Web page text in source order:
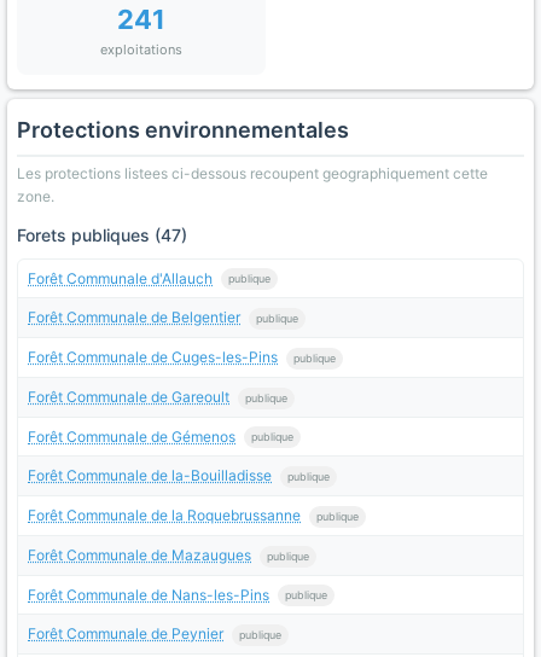
241
exploitations
Protections environnementales
Les protections listees ci-dessous recoupent geographiquement cette
zone.
Forets publiques (47)
Forêt Communale d'Allauch publique
Forêt Communale de Belgentier publique
Forêt Communale de Cuges-les-Pins publique
Forêt Communale de Gareoult publique
Forêt Communale de Gémenos publique
Forêt Communale de la-Bouilladisse publique
Forêt Communale de la Roquebrussanne publique
Forêt Communale de Mazaugues publique
Forêt Communale de Nans-les-Pins publique
Forêt Communale de Peynier publique